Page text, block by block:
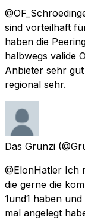
sind vorteilhaft
haben die
halbwegs valide
Anbieter sehr
regional sehr.
Das Grunzi
@ElonHatler Ich
die gerne die
1und1 haben
mal angelegt